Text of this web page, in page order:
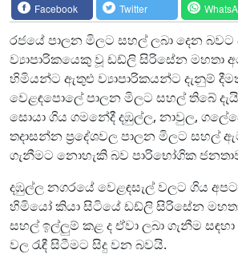
Facebook Twitter
රජයේ පාලන මිලට සහල් ලබා දෙන බවට
ව්‍යාපාරිකයෙකු වූ ඩඩ්ලි සිරිසේන
හිමියන්ට ඇතුළු ව්‍යාපාරිකයන්ට දැනුම්
වෙළඳපොලේ පාලන මිලට සහල් තිබේ දැයි
සොයා ගිය ගමනේදී දඹුල්ල, නාවුල,
තදාසන්න ප්‍රදේශවල පාලන මිලට සහල්
ගැනීමට නොහැකි බව පාරිභෝගික
දඹුල්ල නගරයේ වෙළඳසැල් වලට ගිය
හිමියෝ කියා සිටියේ ඩඩ්ලි සිරිසේන
සහල් ඉල්ලුම් කළ ද ඒවා ලබා ගැනීම
වල රැඳී සිටීමට සිදු වන බවයි.